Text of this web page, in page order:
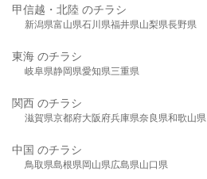
甲信越・北陸 のチラシ
新潟県富山県石川県福井県山梨県長野県
東海 のチラシ
岐阜県静岡県愛知県三重県
関西 のチラシ
滋賀県京都府大阪府兵庫県奈良県和歌山県
中国 のチラシ
鳥取県島根県岡山県広島県山口県